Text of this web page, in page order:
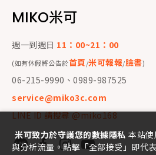
MIKO米可
週一到週日 11：00~21：00
(如有休假將公告於首頁/米可報報/臉書)
06-215-9990、0989-987525
service@miko3c.com
LINE ID 請搜尋 @miko168
米可致力於守護您的數據隱私 本站
與分析流量。點擊「全部接受」即代